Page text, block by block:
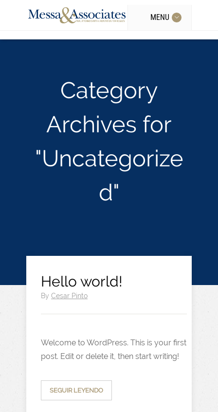
MENU
Category
Archives for
"Uncategorize
d"
Hello world!
By Cesar Pinto
Welcome to WordPress. This is your first
post. Edit or delete it, then start writing!
SEGUIR LEYENDO